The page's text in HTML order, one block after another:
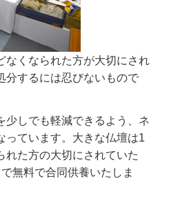
なくなられた方が大切にされ
分するには忍びないもので
少しでも軽減できるよう、ネ
っています。大きな仏壇は1
れた方の大切にされていた
無料で合同供養いたしま